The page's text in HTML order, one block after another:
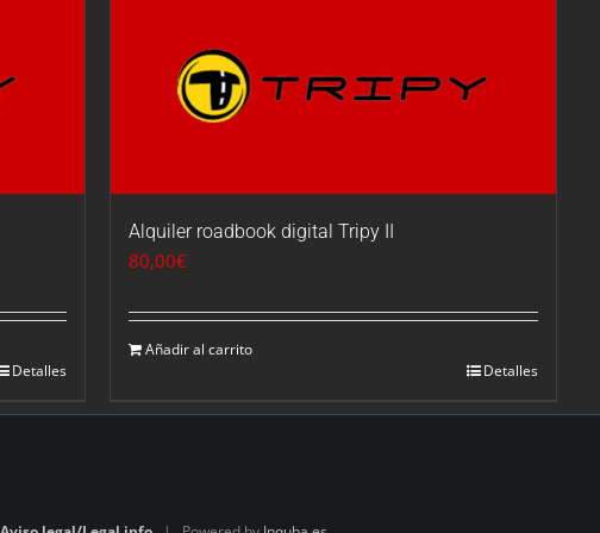
Detalles
Alquiler roadbook digital Tripy II
80,00€
Añadir al carrito
Detalles